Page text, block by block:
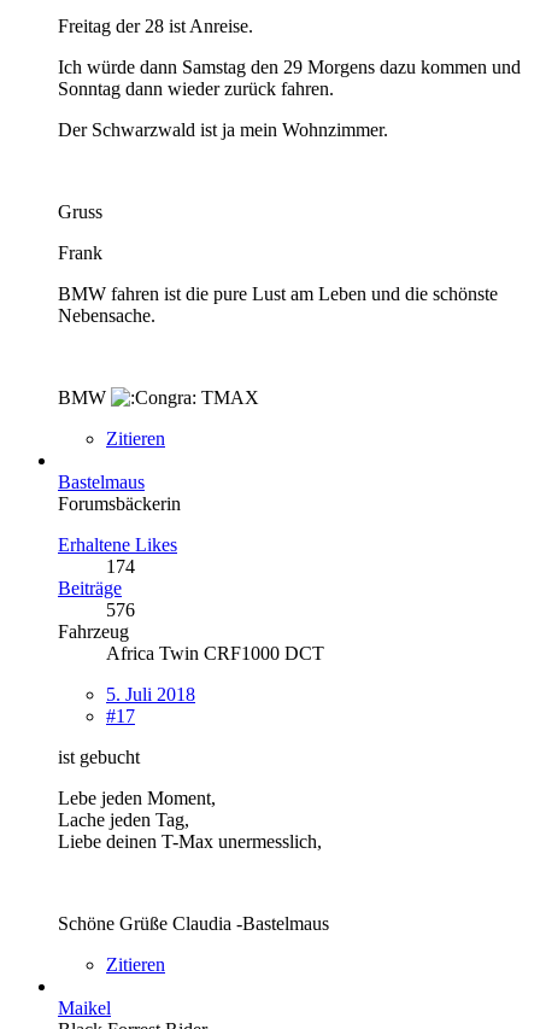
Freitag der 28 ist Anreise.
Ich würde dann Samstag den 29 Morgens dazu kommen und
Sonntag dann wieder zurück fahren.
Der Schwarzwald ist ja mein Wohnzimmer.
Gruss
Frank
BMW fahren ist die pure Lust am Leben und die schönste
Nebensache.
BMW
TMAX
Zitieren
Bastelmaus
Forumsbäckerin
Erhaltene Likes
174
Beiträge
576
Fahrzeug
Africa Twin CRF1000 DCT
5. Juli 2018
#17
ist gebucht
Lebe jeden Moment,
Lache jeden Tag,
Liebe deinen T-Max unermesslich,
Schöne Grüße Claudia -Bastelmaus
Zitieren
Maikel